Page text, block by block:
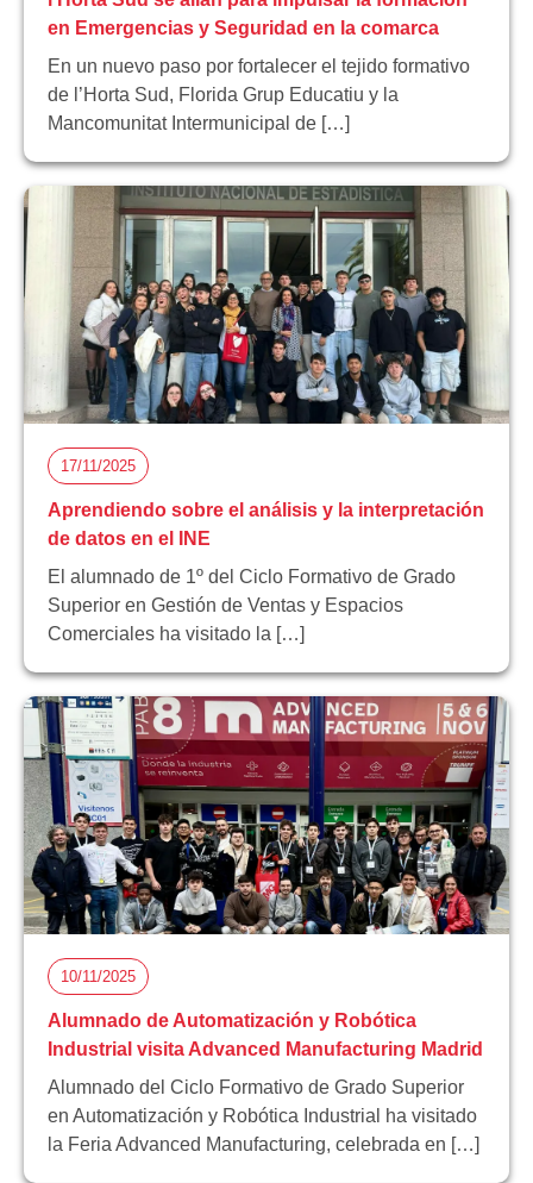
en Emergencias y Seguridad en la comarca
En un nuevo paso por fortalecer el tejido formativo
de l’Horta Sud, Florida Grup Educatiu y la
Mancomunitat Intermunicipal de […]
17/11/2025
Aprendiendo sobre el análisis y la interpretación
de datos en el INE
El alumnado de 1º del Ciclo Formativo de Grado
Superior en Gestión de Ventas y Espacios
Comerciales ha visitado la […]
10/11/2025
Alumnado de Automatización y Robótica
Industrial visita Advanced Manufacturing Madrid
Alumnado del Ciclo Formativo de Grado Superior
en Automatización y Robótica Industrial ha visitado
la Feria Advanced Manufacturing, celebrada en […]